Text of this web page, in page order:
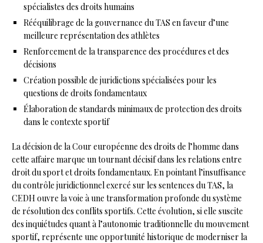
spécialistes des droits humains
Rééquilibrage de la gouvernance du TAS en faveur d’une
meilleure représentation des athlètes
Renforcement de la transparence des procédures et des
décisions
Création possible de juridictions spécialisées pour les
questions de droits fondamentaux
Élaboration de standards minimaux de protection des droits
dans le contexte sportif
La décision de la Cour européenne des droits de l’homme dans
cette affaire marque un tournant décisif dans les relations entre
droit du sport et droits fondamentaux. En pointant l’insuffisance
du contrôle juridictionnel exercé sur les sentences du TAS, la
CEDH ouvre la voie à une transformation profonde du système
de résolution des conflits sportifs. Cette évolution, si elle suscite
des inquiétudes quant à l’autonomie traditionnelle du mouvement
sportif, représente une opportunité historique de moderniser la